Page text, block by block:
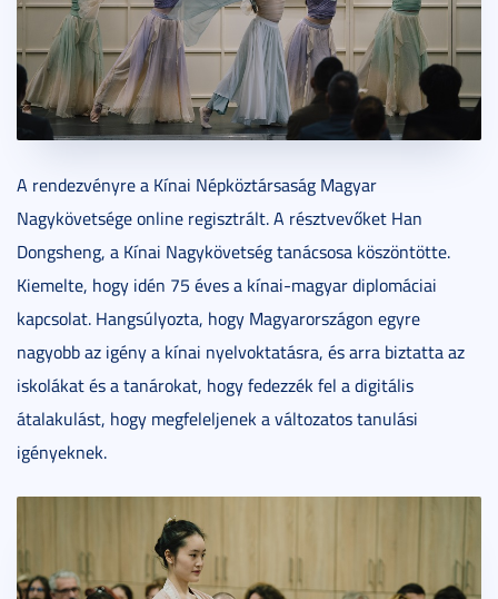
A rendezvényre a Kínai Népköztársaság Magyar
Nagykövetsége online regisztrált. A résztvevőket Han
Dongsheng, a Kínai Nagykövetség tanácsosa köszöntötte.
Kiemelte, hogy idén 75 éves a kínai-magyar diplomáciai
kapcsolat. Hangsúlyozta, hogy Magyarországon egyre
nagyobb az igény a kínai nyelvoktatásra, és arra biztatta az
iskolákat és a tanárokat, hogy fedezzék fel a digitális
átalakulást, hogy megfeleljenek a változatos tanulási
igényeknek.